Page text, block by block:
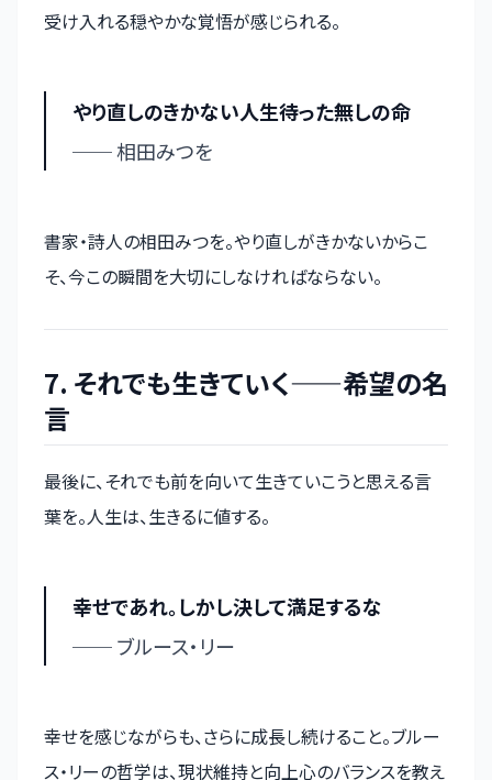
受け入れる穏やかな覚悟が感じられる。
やり直しのきかない人生待った無しの命
── 相田みつを
書家・詩人の相田みつを。やり直しがきかないからこ
そ、今この瞬間を大切にしなければならない。
7. それでも生きていく——希望の名
言
最後に、それでも前を向いて生きていこうと思える言
葉を。人生は、生きるに値する。
幸せであれ。しかし決して満足するな
── ブルース・リー
幸せを感じながらも、さらに成長し続けること。ブルー
ス・リーの哲学は、現状維持と向上心のバランスを教え